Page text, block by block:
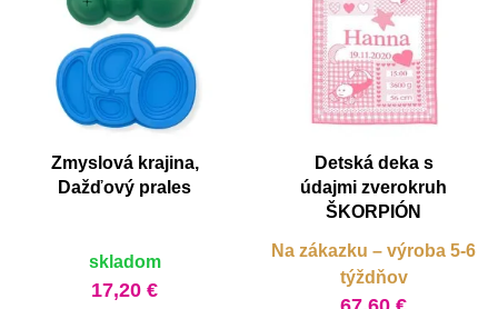
Zmyslová krajina,
Dažďový prales
skladom
17,20 €
Detská deka s
údajmi zverokruh
ŠKORPIÓN
Na zákazku – výroba 5-6
týždňov